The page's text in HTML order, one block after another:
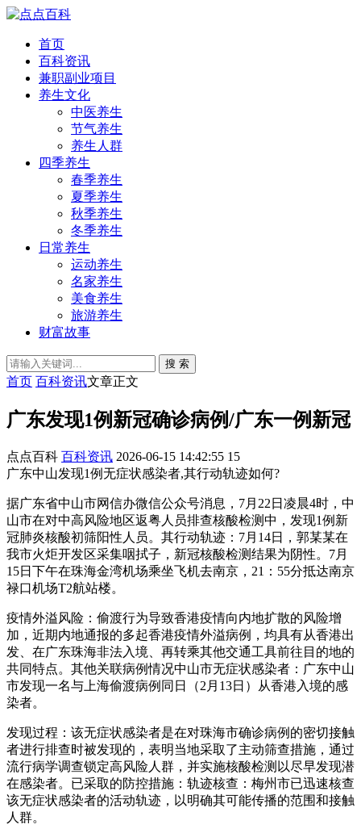
首页
百科资讯
兼职副业项目
养生文化
中医养生
节气养生
养生人群
四季养生
春季养生
夏季养生
秋季养生
冬季养生
日常养生
运动养生
名家养生
美食养生
旅游养生
财富故事
搜 索
首页 百科资讯文章正文
广东发现1例新冠确诊病例/广东一例新冠
点点百科 百科资讯 2026-06-15 14:42:55 15
广东中山发现1例无症状感染者,其行动轨迹如何?
据广东省中山市网信办微信公众号消息，7月22日凌晨4时，中
山市在对中高风险地区返粤人员排查核酸检测中，发现1例新
冠肺炎核酸初筛阳性人员。其行动轨迹：7月14日，郭某某在
我市火炬开发区采集咽拭子，新冠核酸检测结果为阴性。7月
15日下午在珠海金湾机场乘坐飞机去南京，21：55分抵达南京
禄口机场T2航站楼。
疫情外溢风险：偷渡行为导致香港疫情向内地扩散的风险增
加，近期内地通报的多起香港疫情外溢病例，均具有从香港出
发、在广东珠海非法入境、再转乘其他交通工具前往目的地的
共同特点。其他关联病例情况中山市无症状感染者：广东中山
市发现一名与上海偷渡病例同日（2月13日）从香港入境的感
染者。
发现过程：该无症状感染者是在对珠海市确诊病例的密切接触
者进行排查时被发现的，表明当地采取了主动筛查措施，通过
流行病学调查锁定高风险人群，并实施核酸检测以尽早发现潜
在感染者。已采取的防控措施：轨迹核查：梅州市已迅速核查
该无症状感染者的活动轨迹，以明确其可能传播的范围和接触
人群。